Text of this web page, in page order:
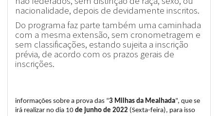
nacionalidade, depois de devidamente inscritos.
Do programa faz parte também uma caminhada
com a mesma extensão, sem cronometragem e
sem classificações, estando sujeita a inscrição
prévia, de acordo com os prazos gerais de
inscrições.
informações sobre a prova das “3 Milhas da Mealhada”, que se
irá realizar no dia 10 de junho de 2022 (Sexta-feira), para isso